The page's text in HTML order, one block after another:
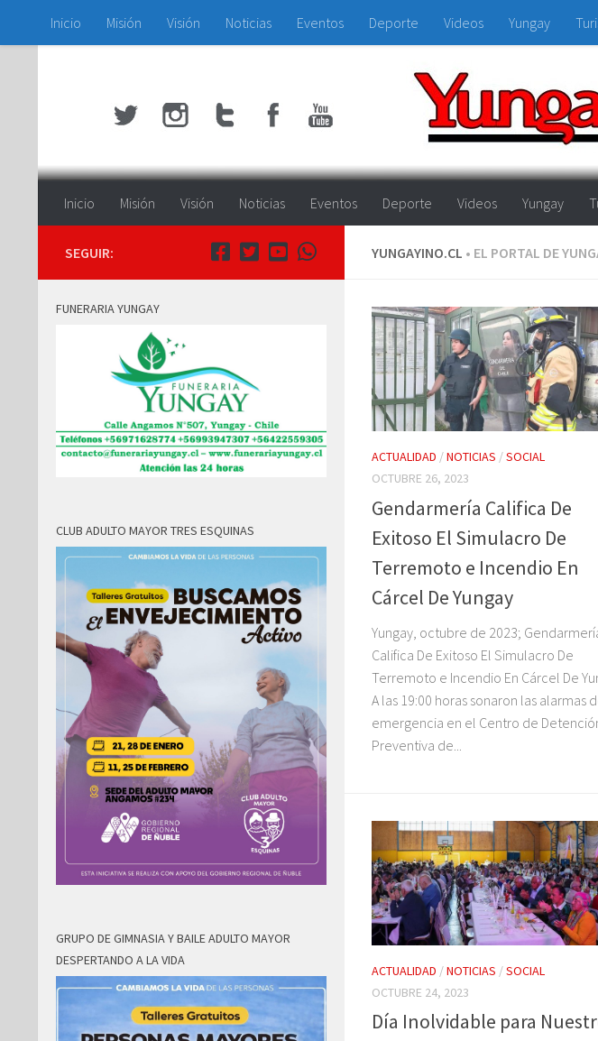
Saltar al contenido
Inicio Misión Visión Noticias Eventos Deporte Videos Yungay
Inicio Misión Visión Noticias Eventos Deporte Videos Yungay
YUNGAYINO.CL • EL PORTAL DE
ACTUALIDAD /NOTICIAS /SOCIAL
OCTUBRE 26, 2023
Gendarmería Califica De
Exitoso El Simulacro De
Terremoto e Incendio En
Cárcel De Yungay
Yungay, octubre de 2023;
Califica De Exitoso El Simulacro De
Terremoto e Incendio En Cárcel De
A las 19:00 horas sonaron las alarmas
emergencia en el Centro de
Preventiva de...
ACTUALIDAD /NOTICIAS /SOCIAL
OCTUBRE 24, 2023
Día Inolvidable para
SEGUIR:
FUNERARIA YUNGAY
CLUB ADULTO MAYOR TRES ESQUINAS
GRUPO DE GIMNASIA Y BAILE ADULTO MAYOR
DESPERTANDO A LA VIDA